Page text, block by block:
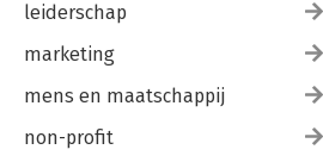
leiderschap
marketing
mens en maatschappij
non-profit